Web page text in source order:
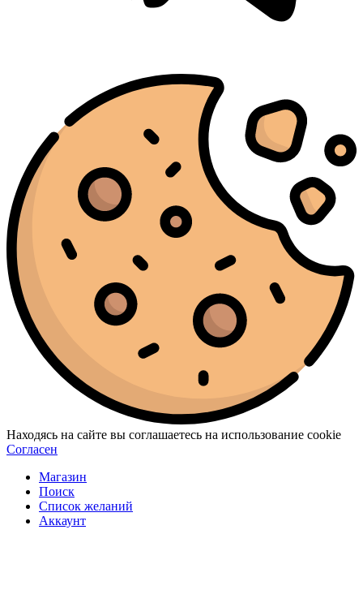
Находясь на сайте вы соглашаетесь на использование cookie
Согласен
Магазин
Поиск
Список желаний
Аккаунт